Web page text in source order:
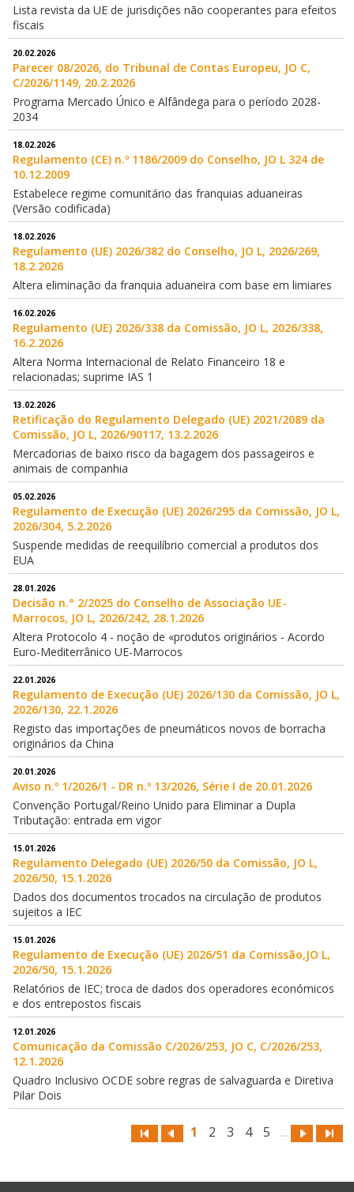
Lista revista da UE de jurisdições não cooperantes para efeitos
fiscais
20.02.2026
Parecer 08/2026, do Tribunal de Contas Europeu, JO C,
C/2026/1149, 20.2.2026
Programa Mercado Único e Alfândega para o período 2028-
2034
18.02.2026
Regulamento (CE) n.º 1186/2009 do Conselho, JO L 324 de
10.12.2009
Estabelece regime comunitário das franquias aduaneiras
(Versão codificada)
18.02.2026
Regulamento (UE) 2026/382 do Conselho, JO L, 2026/269,
18.2.2026
Altera eliminação da franquia aduaneira com base em limiares
16.02.2026
Regulamento (UE) 2026/338 da Comissão, JO L, 2026/338,
16.2.2026
Altera Norma Internacional de Relato Financeiro 18 e
relacionadas; suprime IAS 1
13.02.2026
Retificação do Regulamento Delegado (UE) 2021/2089 da
Comissão, JO L, 2026/90117, 13.2.2026
Mercadorias de baixo risco da bagagem dos passageiros e
animais de companhia
05.02.2026
Regulamento de Execução (UE) 2026/295 da Comissão, JO L,
2026/304, 5.2.2026
Suspende medidas de reequilíbrio comercial a produtos dos
EUA
28.01.2026
Decisão n.° 2/2025 do Conselho de Associação UE-
Marrocos, JO L, 2026/242, 28.1.2026
Altera Protocolo 4 - noção de «produtos originários - Acordo
Euro-Mediterrânico UE-Marrocos
22.01.2026
Regulamento de Execução (UE) 2026/130 da Comissão, JO L,
2026/130, 22.1.2026
Registo das importações de pneumáticos novos de borracha
originários da China
20.01.2026
Aviso n.º 1/2026/1 - DR n.º 13/2026, Série I de 20.01.2026
Convenção Portugal/Reino Unido para Eliminar a Dupla
Tributação: entrada em vigor
15.01.2026
Regulamento Delegado (UE) 2026/50 da Comissão, JO L,
2026/50, 15.1.2026
Dados dos documentos trocados na circulação de produtos
sujeitos a IEC
15.01.2026
Regulamento de Execução (UE) 2026/51 da Comissão,JO L,
2026/50, 15.1.2026
Relatórios de IEC; troca de dados dos operadores económicos
e dos entrepostos fiscais
12.01.2026
Comunicação da Comissão C/2026/253, JO C, C/2026/253,
12.1.2026
Quadro Inclusivo OCDE sobre regras de salvaguarda e Diretiva
Pilar Dois
1 2 3 4 5 ...